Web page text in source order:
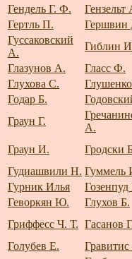
Гендель Г. Ф.
Гензельт
Гертль П.
Гершвин
Гуссаковский
А.
Гиблин
Глазунов А.
Гласс Ф.
Глухова С.
Годар Б.
Граун Г.
А.
Граун И. Гродски
Гудиашвили Н. Гуммель
Гурник Илья
Геворкян Ю.
Глухов Б.
Гриффесс Ч. Т. Гасанов
Голубев Е.